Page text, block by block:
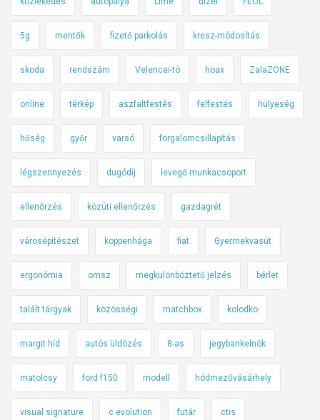
5g mentők fizető parkolás kresz-módosítás
skoda rendszám Velencei-tó hoax ZalaZONE
online térkép aszfaltfestés felfestés hülyeség
hőség győr varsó forgalomcsillapítás
légszennyezés dugódíj levegő munkacsoport
ellenőrzés közúti ellenőrzés gazdagrét
városépítészet koppenhága fiat Gyermekvasút
ergonómia omsz megkülönböztető jelzés bérlet
talált tárgyak közösségi matchbox kolodko
margit híd autós üldözés 8-as jegybankelnök
matolcsy ford f150 modell hódmezővásárhely
visual signature c evolution futár ctis